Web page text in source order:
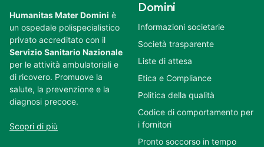
Humanitas Mater Domini è
un ospedale polispecialistico
privato accreditato con il
Servizio Sanitario Nazionale
per le attività ambulatoriali e
di ricovero. Promuove la
salute, la prevenzione e la
diagnosi precoce.
Scopri di più
Domini
Informazioni societarie
Società trasparente
Liste di attesa
Etica e Compliance
Politica della qualità
Codice di comportamento per
i fornitori
Pronto soccorso in tempo